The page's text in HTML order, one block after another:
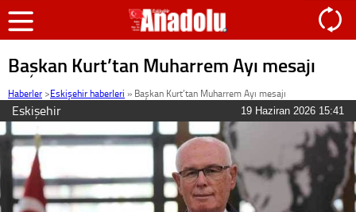
Başkan Kurt’tan Muharrem Ayı mesajı
Haberler >Eskişehir haberleri » Başkan Kurt’tan Muharrem Ayı mesajı
Eskişehir 19 Haziran 2026 15:41